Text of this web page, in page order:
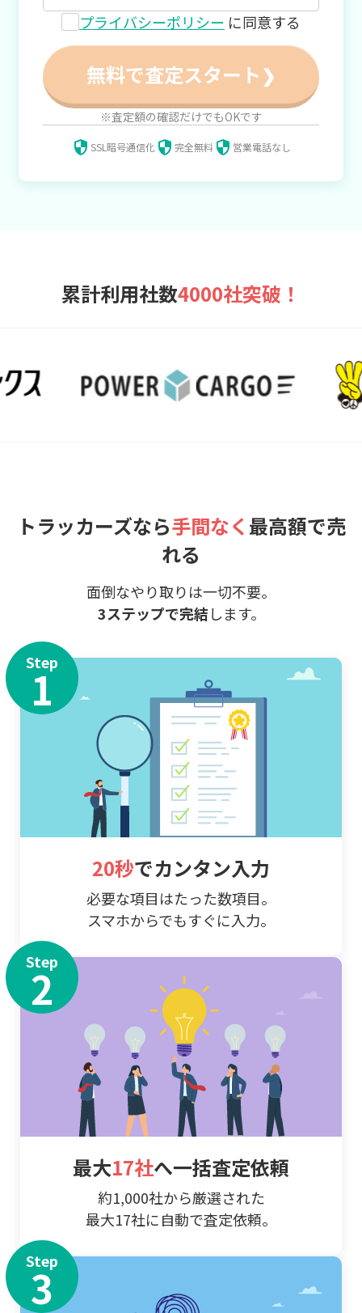
プライバシーポリシー に同意する
無料で査定スタート❯
※査定額の確認だけでもOKです
SSL暗号通信化 完全無料 営業電話なし
累計利用社数4000社突破！
トラッカーズなら手間なく 最高額で売
れる
面倒なやり取りは一切不要。
3ステップで完結します。
Step
1
20秒でカンタン入力
必要な項目はたった数項目。
スマホからでもすぐに入力。
Step
2
最大17社へ一括査定依頼
約1,000社から厳選された
最大17社に自動で査定依頼。
Step
3